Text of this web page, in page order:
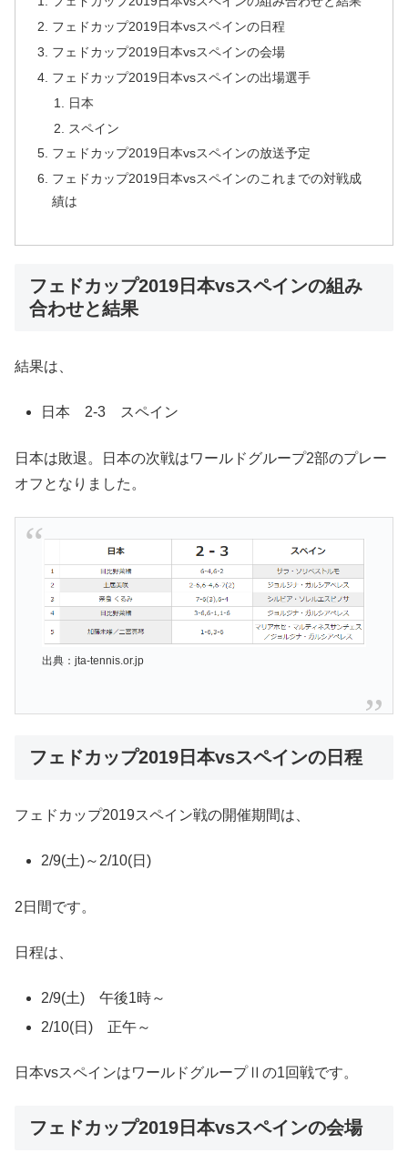
フェドカップ2019日本vsスペインの日程
フェドカップ2019日本vsスペインの会場
フェドカップ2019日本vsスペインの出場選手
日本
スペイン
フェドカップ2019日本vsスペインの放送予定
フェドカップ2019日本vsスペインのこれまでの対戦成
績は
フェドカップ2019日本vsスペインの組み
合わせと結果
結果は、
日本 2-3 スペイン
日本は敗退。日本の次戦はワールドグループ2部のプレー
オフとなりました。
出典：jta-tennis.or.jp
フェドカップ2019日本vsスペインの日程
フェドカップ2019スペイン戦の開催期間は、
2/9(土)～2/10(日)
2日間です。
日程は、
2/9(土) 午後1時～
2/10(日) 正午～
日本vsスペインはワールドグループⅡの1回戦です。
フェドカップ2019日本vsスペインの会場